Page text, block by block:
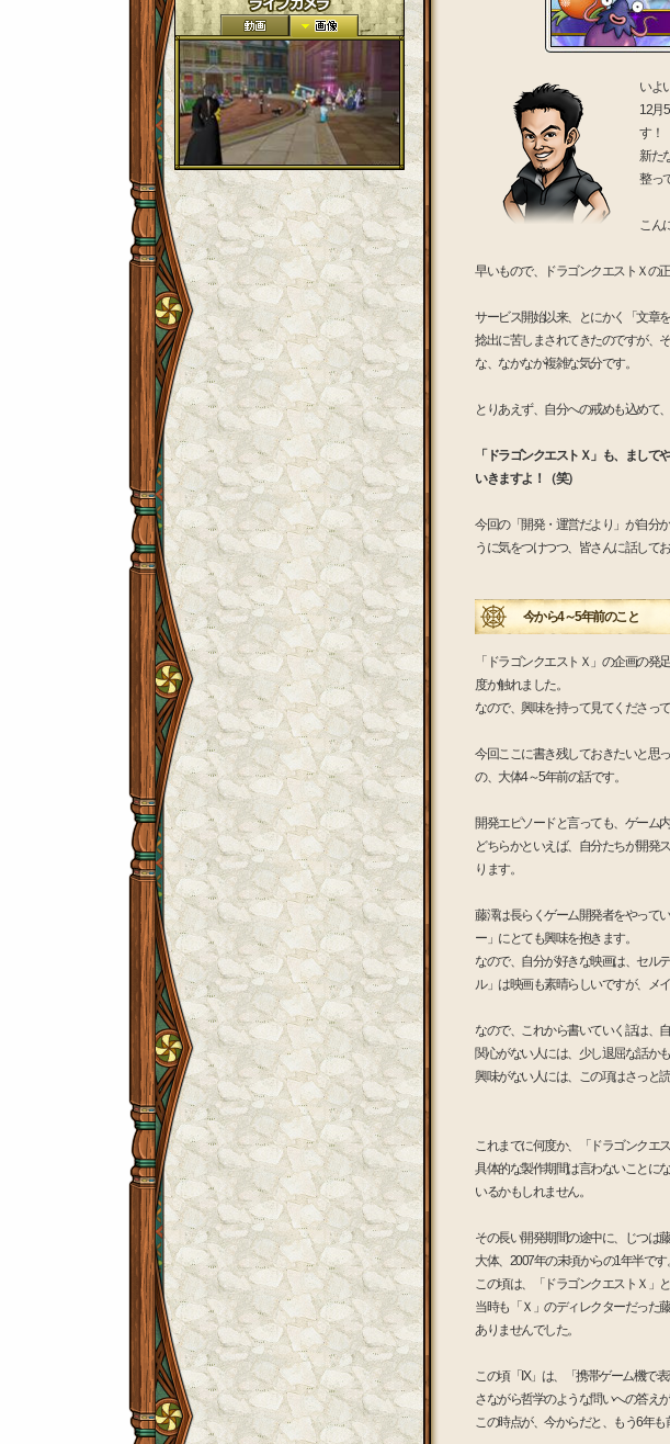
いよ
12月
す！
新た
整っ
こん
早いもので、ドラゴンクエストＸの
サービス開始以来、とにかく「文章
捻出に苦しまされてきたのですが、
な、なかなか複雑な気分です。
とりあえず、自分への戒めも込めて
「ドラゴンクエストＸ」も、まし
いきますよ！（笑）
今回の「開発・運営だより」が自分
うに気をつけつつ、皆さんに話して
今から4～5年前のこと
「ドラゴンクエストＸ」の企画の
度か触れました。
なので、興味を持って見てくださっ
今回ここに書き残しておきたいと思
の、大体4～5年前の話です。
開発エピソードと言っても、ゲーム
どちらかといえば、自分たちが開発
ります。
藤澤は長らくゲーム開発者をやって
ー」にとても興味を抱きます。
なので、自分が好きな映画は、セル
ル」は映画も素晴らしいですが、メ
なので、これから書いていく話は、
関心がない人には、少し退屈な話かも
興味がない人には、この項はさっと
これまでに何度か、「ドラゴンクエ
具体的な製作期間は言わないことに
いるかもしれません。
その長い開発期間の途中に、じつは
大体、2007年の末頃からの1年半です。
この頃は、「ドラゴンクエストＸ」
当時も「Ｘ」のディレクターだった
ありませんでした。
この頃「IX」は、「携帯ゲーム機で
さながら哲学のような問いへの答え
この時点が、今からだと、もう6年も